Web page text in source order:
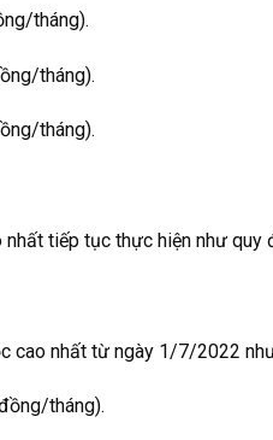
tháng).
tháng).
tháng).
tiếp tục thực hiện như quy
cao nhất từ ngày 1/7/2022
tháng).